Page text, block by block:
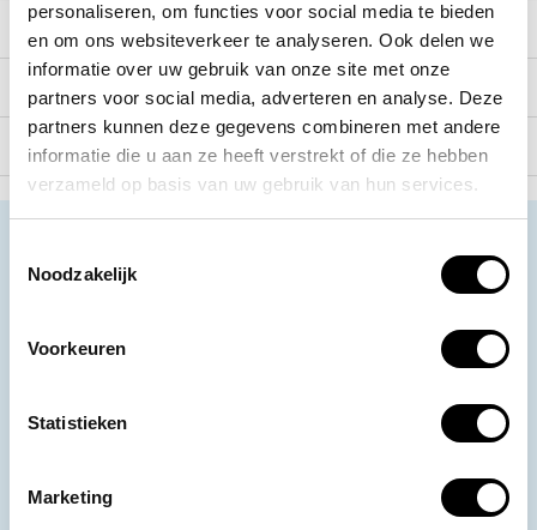
personaliseren, om functies voor social media te bieden
en om ons websiteverkeer te analyseren. Ook delen we
informatie over uw gebruik van onze site met onze
partners voor social media, adverteren en analyse. Deze
partners kunnen deze gegevens combineren met andere
informatie die u aan ze heeft verstrekt of die ze hebben
verzameld op basis van uw gebruik van hun services.
Noodzakelijk
Voorkeuren
Statistieken
Marketing
Aanbiedingen van de week
BHV veiligheidsartikelen
Ons klantenservice staat voor je klaar.
Volg ons